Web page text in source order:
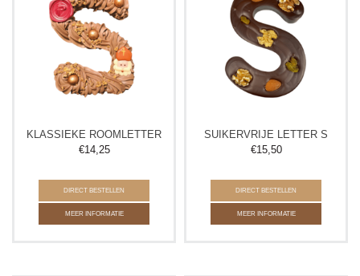
KLASSIEKE ROOMLETTER
€14,25
DIRECT BESTELLEN
MEER INFORMATIE
SUIKERVRIJE LETTER S
€15,50
DIRECT BESTELLEN
MEER INFORMATIE